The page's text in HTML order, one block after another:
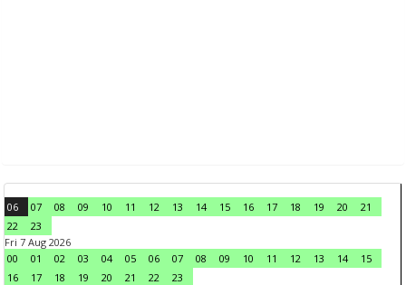
06 07 08 09 10 11 12 13 14 15 16 17 18 19 20
21
22
23
Fri 7 Aug 2026
00
01 02 03 04 05 06 07 08 09 10 11 12 13 14
15
16
17 18 19 20 21 22
23